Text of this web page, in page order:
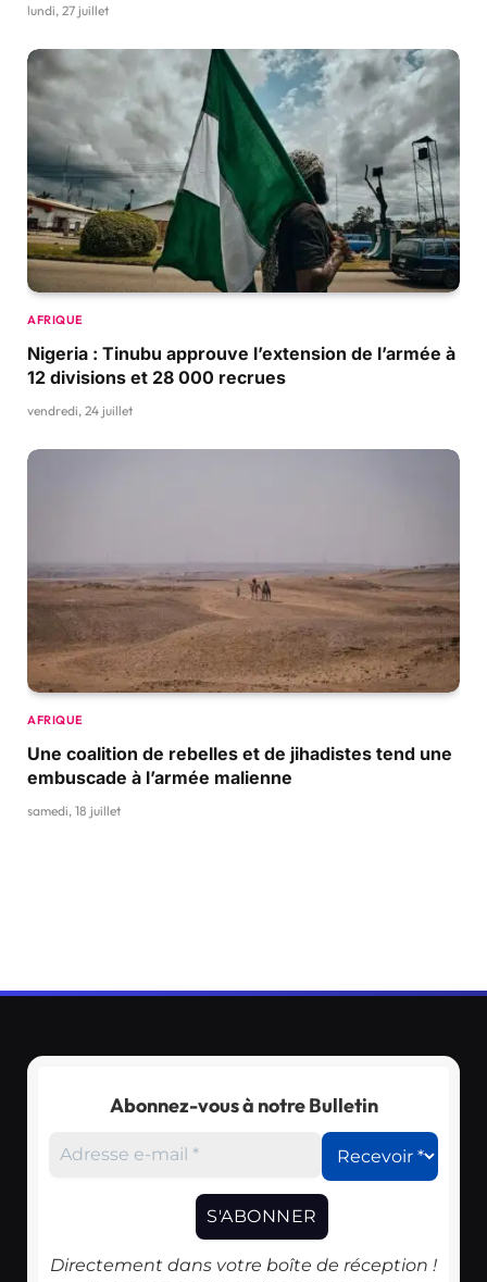
lundi, 27 juillet
AFRIQUE
Nigeria : Tinubu approuve l’extension de l’armée à
12 divisions et 28 000 recrues
vendredi, 24 juillet
AFRIQUE
Une coalition de rebelles et de jihadistes tend une
embuscade à l’armée malienne
samedi, 18 juillet
Abonnez-vous à notre Bulletin
Directement dans votre boîte de réception !